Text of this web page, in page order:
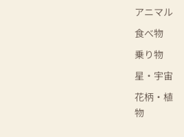
アニマル
食べ物
乗り物
星・宇宙
花柄・植
物